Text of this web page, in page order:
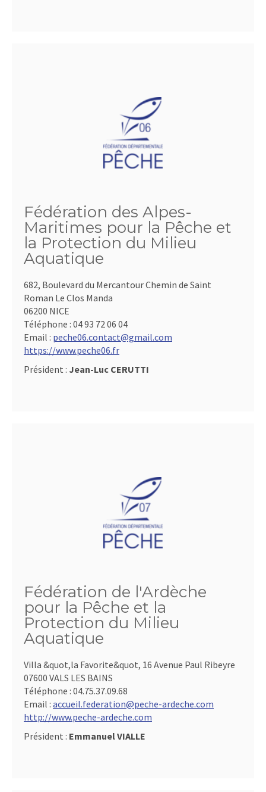
Fédération des Alpes-
Maritimes pour la Pêche et
la Protection du Milieu
Aquatique
682, Boulevard du Mercantour Chemin de Saint
Roman Le Clos Manda
06200 NICE
Téléphone : 04 93 72 06 04
Email : peche06.contact@gmail.com
https://www.peche06.fr
Président : Jean-Luc CERUTTI
Fédération de l'Ardèche
pour la Pêche et la
Protection du Milieu
Aquatique
Villa &quot,la Favorite&quot, 16 Avenue Paul Ribeyre
07600 VALS LES BAINS
Téléphone : 04.75.37.09.68
Email : accueil.federation@peche-ardeche.com
http://www.peche-ardeche.com
Président : Emmanuel VIALLE